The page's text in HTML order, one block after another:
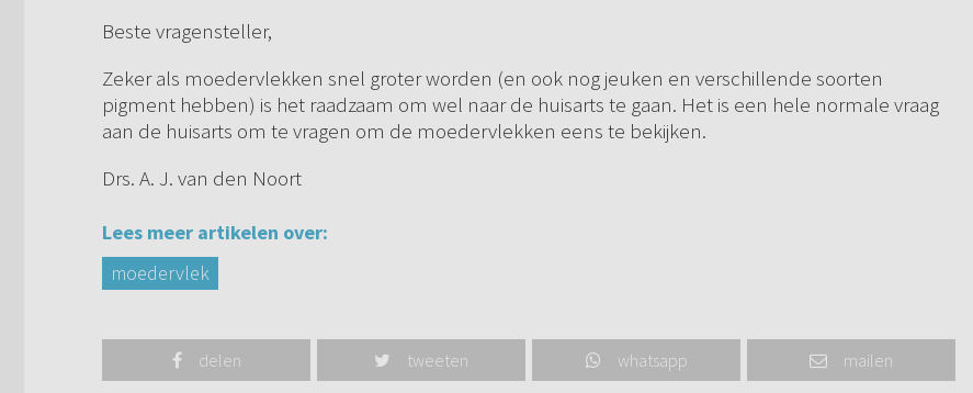
Beste vragensteller,
Zeker als moedervlekken snel groter worden (en ook nog jeuken en verschillende soorten
pigment hebben) is het raadzaam om wel naar de huisarts te gaan. Het is een hele normale vraag
aan de huisarts om te vragen om de moedervlekken eens te bekijken.
Drs. A. J. van den Noort
Lees meer artikelen over:
moedervlek
delen tweeten whatsapp mailen